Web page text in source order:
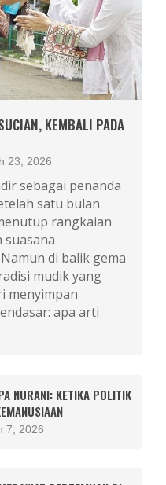
KEMBALI PADA
23, 2026
sebagai penanda
satu bulan
rangkaian
suasana
di balik gema
mudik yang
menyimpan
apa arti
NURANI: KETIKA POLITIK
7, 2026